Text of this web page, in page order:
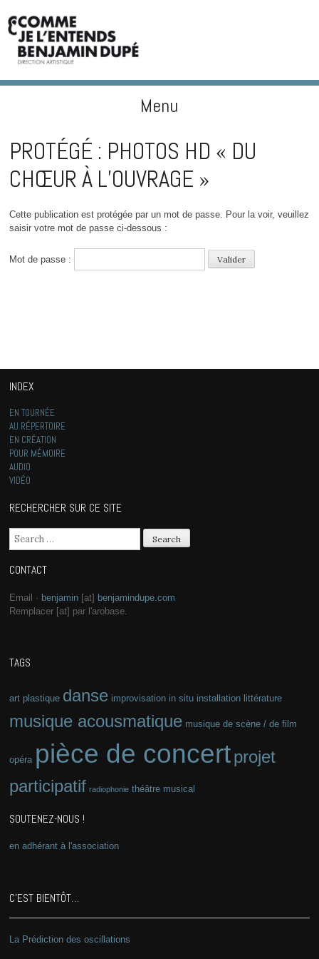
Menu
PROTÉGÉ : PHOTOS HD « DU
CHŒUR À L’OUVRAGE »
Cette publication est protégée par un mot de passe. Pour la voir, veuillez
saisir votre mot de passe ci-dessous :
Mot de passe :
INDEX
EN TOURNÉE
AU RÉPERTOIRE
EN CRÉATION
POUR MÉMOIRE
AUDIO
VIDÉO
RECHERCHER SUR CE SITE
Search for:
CONTACT
Email · benjamin [at] benjamindupe.com
Remplacer [at] par l'arobase.
TAGS
art plastique danse improvisation in situ installation littérature
musique acousmatique musique de scène / de film
opéra pièce de concertprojet
participatif radiophonie théâtre musical
SOUTENEZ-NOUS !
en adhérant à l'association
C’EST BIENTÔT…
La Prédiction des oscillations